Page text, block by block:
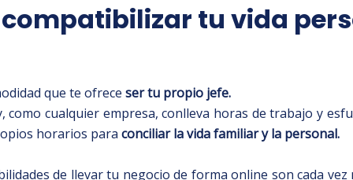
tu vida
que te ofrece ser tu propio jefe.
cualquier empresa, conlleva horas de trabajo y
horarios para conciliar la vida familiar y la personal.
de llevar tu negocio de forma online son cada